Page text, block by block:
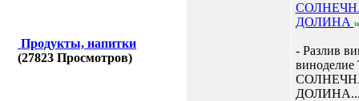
Продукты, напитки
(27823 Просмотров)
ДОЛИНА
- Разлив